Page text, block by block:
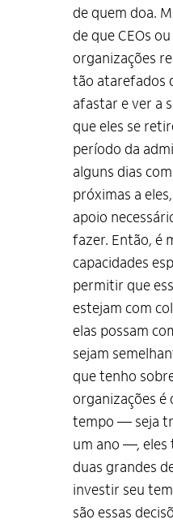
de quem doa.
de que CEOs
organizações
tão atarefados
afastar e ver a
que eles se
período da
alguns dias
próximas a
apoio
fazer. Então, é
capacidades
permitir que
estejam com
elas possam
sejam
que tenho
organizações é
tempo — seja
um ano —, eles
duas grandes
investir seu
são essas